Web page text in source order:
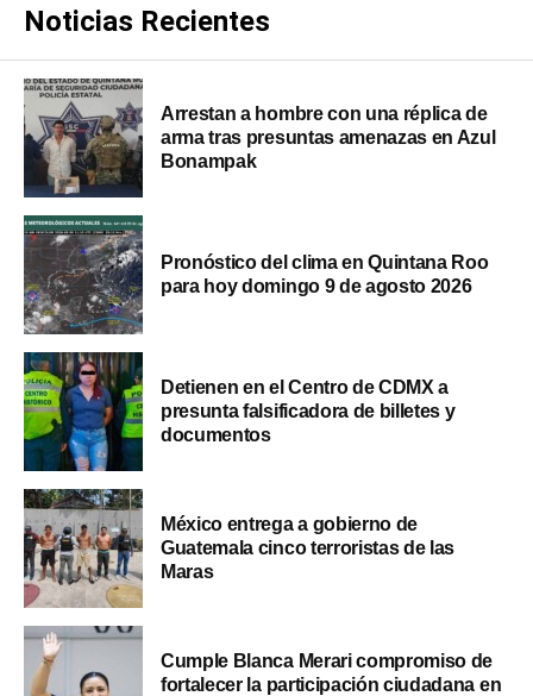
Noticias Recientes
Arrestan a hombre con una réplica de
arma tras presuntas amenazas en Azul
Bonampak
Pronóstico del clima en Quintana Roo
para hoy domingo 9 de agosto 2026
Detienen en el Centro de CDMX a
presunta falsificadora de billetes y
documentos
México entrega a gobierno de
Guatemala cinco terroristas de las
Maras
Cumple Blanca Merari compromiso de
fortalecer la participación ciudadana en